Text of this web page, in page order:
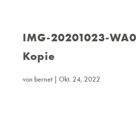
IMG-20201023-
Kopie
von bernet| Okt. 24, 2022